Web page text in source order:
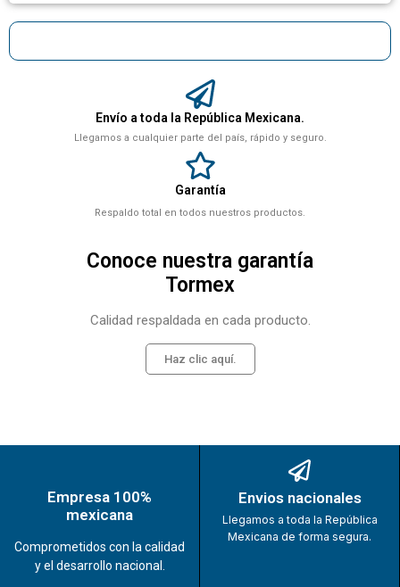
Envío a toda la República Mexicana.
Llegamos a cualquier parte del país, rápido y seguro.
Garantía
Respaldo total en todos nuestros productos.
Conoce nuestra garantía
Tormex
Calidad respaldada en cada producto.
Haz clic aquí.
Empresa 100%
mexicana
Comprometidos con la calidad
y el desarrollo nacional.
Envios nacionales
Llegamos a toda la República
Mexicana de forma segura.